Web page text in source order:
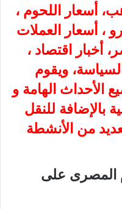
أسعار اللحوم ،
، أسعار العملات
أخبار اقتصاد ،
ويقوم
الأحداث الهامة و
بالإضافة للنقل
من الأنشطة
المصرى على